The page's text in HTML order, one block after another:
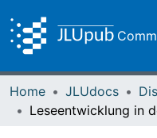
Home JLUdocs